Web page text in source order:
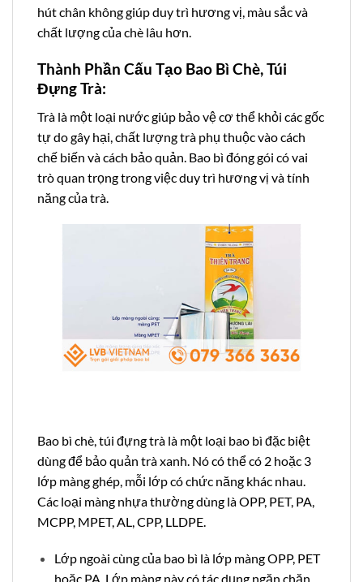
hút chân không giúp duy trì hương vị, màu sắc và
chất lượng của chè lâu hơn.
Thành Phần Cấu Tạo Bao Bì Chè, Túi
Đựng Trà:
Trà là một loại nước giúp bảo vệ cơ thể khỏi các gốc
tự do gây hại, chất lượng trà phụ thuộc vào cách
chế biến và cách bảo quản. Bao bì đóng gói có vai
trò quan trọng trong việc duy trì hương vị và tính
năng của trà.
Bao bì chè, túi đựng trà là một loại bao bì đặc biệt
dùng để bảo quản trà xanh. Nó có thể có 2 hoặc 3
lớp màng ghép, mỗi lớp có chức năng khác nhau.
Các loại màng nhựa thường dùng là OPP, PET, PA,
MCPP, MPET, AL, CPP, LLDPE.
Lớp ngoài cùng của bao bì là lớp màng OPP, PET
hoặc PA. Lớp màng này có tác dụng ngăn chặn